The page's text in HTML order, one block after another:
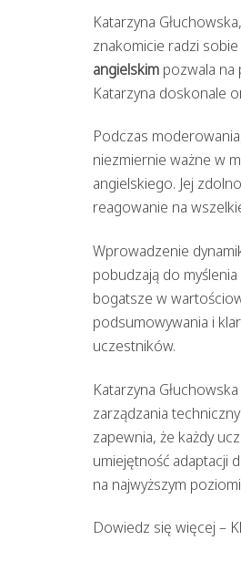
Katarzyna
znakomicie radzi
angielskim pozwala na
Katarzyna doskonale
Podczas
niezmiernie ważne w
angielskiego. Jej
reagowanie na
Wprowadzenie
pobudzają do
bogatsze w
podsumowywania i
uczestników.
Katarzyna
zarządzania
zapewnia, że każdy
umiejętność adaptacji
na najwyższym
Dowiedz się więcej –